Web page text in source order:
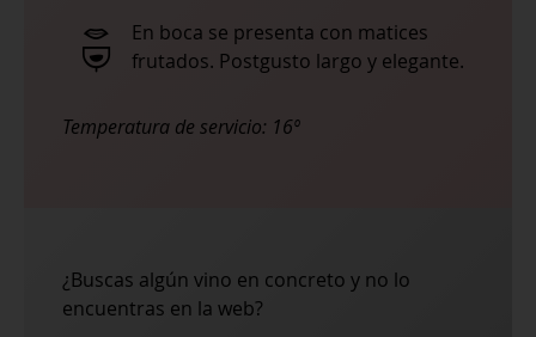
En boca se presenta con matices
frutados. Postgusto largo y elegante.
Temperatura de servicio: 16º
¿Buscas algún vino en concreto y no lo
encuentras en la web?